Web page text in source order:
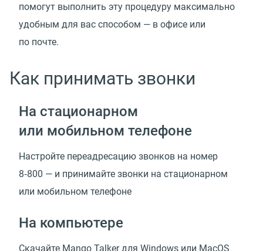
помогут выполнить эту процедуру максимально
удобным для вас способом — в офисе или
по почте.
Как принимать звонки
На стационарном
или мобильном телефоне
Настройте переадресацию звонков на номер
8‑800 — и принимайте звонки на стационарном
или мобильном телефоне
На компьютере
Скачайте Mango Talker для Windows или MacOS